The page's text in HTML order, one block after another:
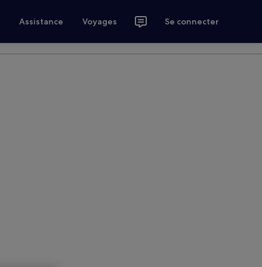
Assistance Voyages Se connecter